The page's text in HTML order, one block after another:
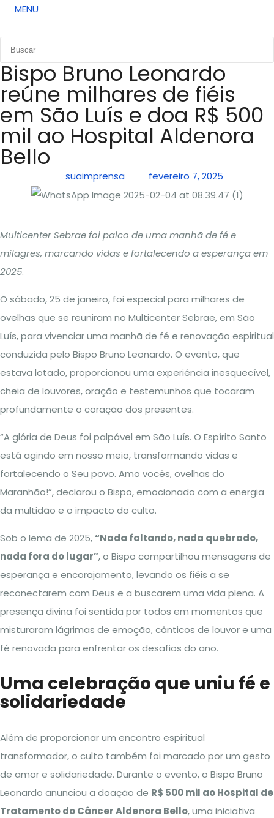
MENU
Bispo Bruno Leonardo
reúne milhares de fiéis
em São Luís e doa R$ 500
mil ao Hospital Aldenora
Bello
suaimprensa fevereiro 7, 2025
Multicenter Sebrae foi palco de uma manhã de fé e
milagres, marcando vidas e fortalecendo a esperança em
2025.
O sábado, 25 de janeiro, foi especial para milhares de
ovelhas que se reuniram no Multicenter Sebrae, em São
Luís, para vivenciar uma manhã de fé e renovação espiritual
conduzida pelo Bispo Bruno Leonardo. O evento, que
estava lotado, proporcionou uma experiência inesquecível,
cheia de louvores, oração e testemunhos que tocaram
profundamente o coração dos presentes.
“A glória de Deus foi palpável em São Luís. O Espírito Santo
está agindo em nosso meio, transformando vidas e
fortalecendo o Seu povo. Amo vocês, ovelhas do
Maranhão!”, declarou o Bispo, emocionado com a energia
da multidão e o impacto do culto.
Sob o lema de 2025,“Nada faltando, nada quebrado,
nada fora do lugar”, o Bispo compartilhou mensagens de
esperança e encorajamento, levando os fiéis a se
reconectarem com Deus e a buscarem uma vida plena. A
presença divina foi sentida por todos em momentos que
misturaram lágrimas de emoção, cânticos de louvor e uma
fé renovada para enfrentar os desafios do ano.
Uma celebração que uniu fé e
solidariedade
Além de proporcionar um encontro espiritual
transformador, o culto também foi marcado por um gesto
de amor e solidariedade. Durante o evento, o Bispo Bruno
Leonardo anunciou a doação de R$ 500 mil ao Hospital de
Tratamento do Câncer Aldenora Bello, uma iniciativa